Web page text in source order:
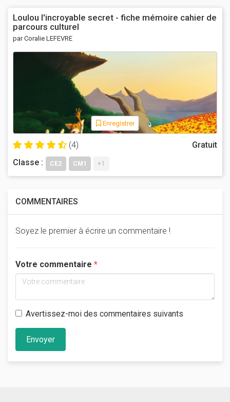
Loulou l'incroyable secret - fiche mémoire cahier de
parcours culturel
par Coralie LEFEVRE
Enregistrer
(4)
Gratuit
Classe :
CE2 CM1 +1
COMMENTAIRES
Soyez le premier à écrire un commentaire !
Votre commentaire
Avertissez-moi des commentaires suivants
Envoyer